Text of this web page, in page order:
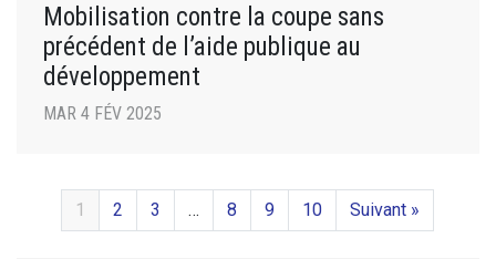
Mobilisation contre la coupe sans
précédent de l’aide publique au
développement
MAR 4 FÉV 2025
1 2 3 … 8 9 10 Suivant »